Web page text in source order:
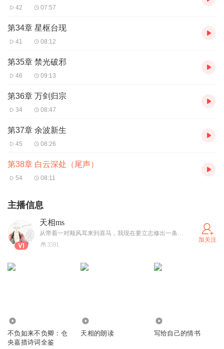
42 07:57
第34章 星枢台现
41 08:12
第35章 禁光破邪
46 09:13
第36章 万剑归宗
34 08:47
第37章 余波新生
45 08:26
第38章 白云深处（尾声）
54 08:11
主播信息
天相ms
从带着一对顺风耳来到喜马，我现在要立志修出一条好口条和一对完美肉肠，捣鼓出一份大家喜闻乐听的故事拼盘，结缘大家的闲暇，共赴有声盛宴。
3591
加关注
不负如来不负卿：仓
央嘉措诗词全鉴
天相的朗读 写给自己的情书